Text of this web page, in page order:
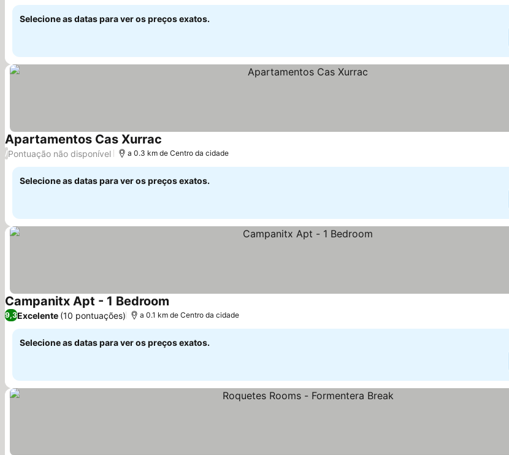
Selecione as datas para ver os preços exatos.
Apartamentos Cas Xurrac
/Pontuação não disponível a 0.3 km de Centro da cidade
Selecione as datas para ver os preços exatos.
Campanitx Apt - 1 Bedroom
9,3Excelente (10 pontuações) a 0.1 km de Centro da cidade
Selecione as datas para ver os preços exatos.